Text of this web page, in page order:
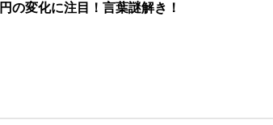
の変化に注目！言葉謎解き！